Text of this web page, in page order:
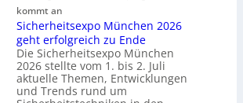
r
k
e
n
e
r
b
e
n
d
f
r
ü
m
a
k
a
b
a
kommt an
Sicherheitsexpo München 2026
geht erfolgreich zu Ende
Die Sicherheitsexpo München
2026 stellte vom 1. bis 2. Juli
aktuelle Themen, Entwicklungen
und Trends rund um